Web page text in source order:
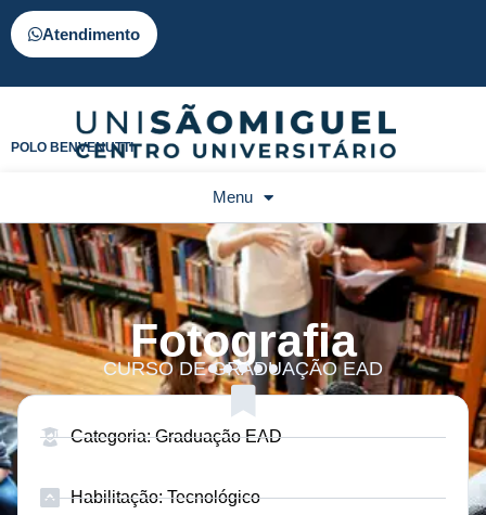
Atendimento
POLO BENVENUTTI
Menu
Fotografia
CURSO DE GRADUAÇÃO EAD
Categoria: Graduação EAD
Habilitação: Tecnológico